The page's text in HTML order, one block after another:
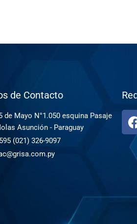
de Contacto
de Mayo N°1.050 esquina Pasaje
Asunción - Paraguay
(021) 326-9097